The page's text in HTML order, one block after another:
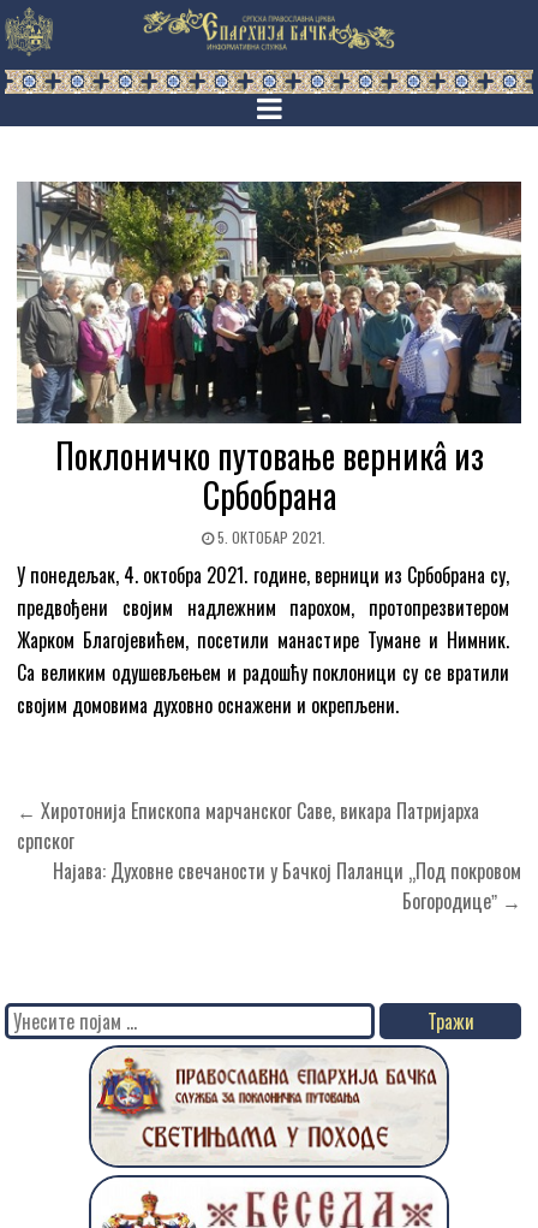
Поклоничко путовање верникâ из
Србобрана
5. ОКТОБАР 2021.
У понедељак, 4. октобра 2021. године, верници из Србобрана су,
предвођени својим надлежним парохом, протопрезвитером
Жарком Благојевићем, посетили манастире Тумане и Нимник.
Са великим одушевљењем и радошћу поклоници су се вратили
својим домовима духовно оснажени и окрепљени.
Кретање
чланка
← Хиротонија Епископа марчанског Саве, викара Патријарха
српског
Најава: Духовне свечаности у Бачкој Паланци „Под покровом
Богородицеˮ →
Search
for: